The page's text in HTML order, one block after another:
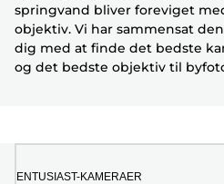
springvand bliver foreviget
objektiv. Vi har sammensat
dig med at finde det bedste
og det bedste objektiv til
ENTUSIAST-KAMERAER